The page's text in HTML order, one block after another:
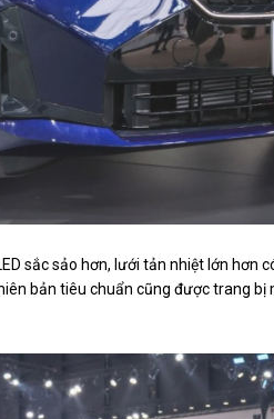
sắc sảo hơn, lưới tản nhiệt lớn hơn
bản tiêu chuẩn cũng được trang bị